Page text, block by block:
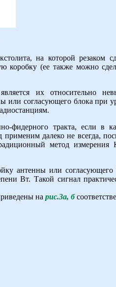
на которой резаком
коробку (ее также можно
их относительно
или согласующего блока при
фидерного тракта, если в
далеко не всегда,
метод
антенны или согласующего
Вт. Такой сигнал
на рис.3а, б